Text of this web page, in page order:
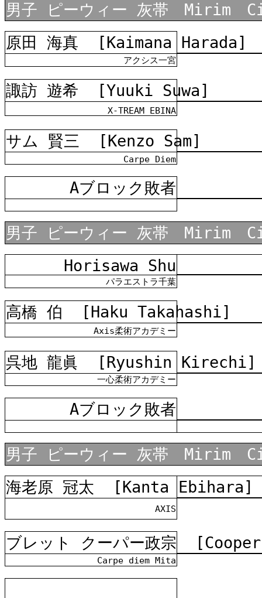
男子 ピーウィー 灰帯 Mirim
原田 海真
[Kaimana Harada]
アクシス一宮
諏訪 遊希 [Yuuki Suwa]
X-TREAM EBINA
サム 賢三 [Kenzo Sam]
Carpe Diem
Aブロック敗者
男子 ピーウィー 灰帯 Mirim
Horisawa Shu
パラエストラ千葉
高橋 伯 [Haku Takahashi]
Axis柔術アカデミー
呉地 龍眞 [Ryushin Kirechi]
一心柔術アカデミー
Aブロック敗者
男子 ピーウィー 灰帯 Mirim
海老原 冠太
[Kanta Ebihara]
AXIS
ブレット クーパー政宗
Carpe diem Mita